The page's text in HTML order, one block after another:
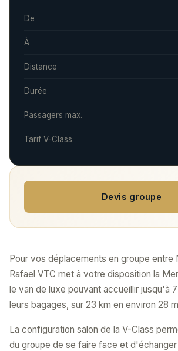
Pour vos déplacements en groupe entre
Rafael VTC met à votre disposition la
le van de luxe pouvant accueillir jusqu'à
leurs bagages, sur 23 km en environ 28
La configuration salon de la V-Class
du groupe de se faire face et
De
À
Distance
Durée
Passagers max.
Tarif V-Class
Devis groupe